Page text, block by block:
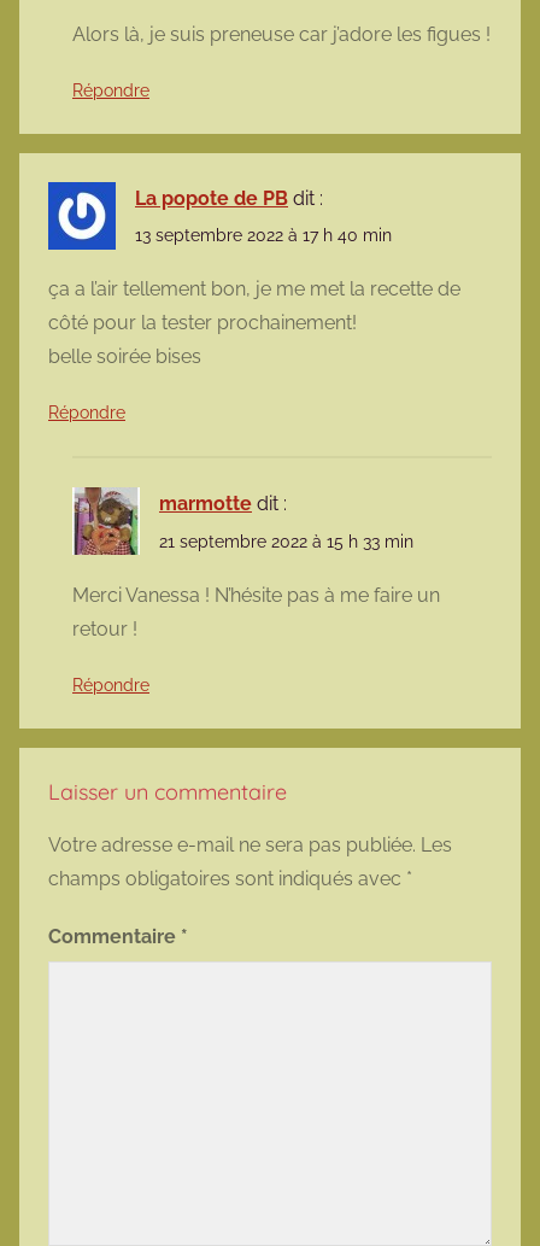
Alors là, je suis preneuse car j’adore les figues !
Répondre
La popote de PB dit :
13 septembre 2022 à 17 h 40 min
ça a l’air tellement bon, je me met la recette de
côté pour la tester prochainement!
belle soirée bises
Répondre
marmotte dit :
21 septembre 2022 à 15 h 33 min
Merci Vanessa ! N’hésite pas à me faire un
retour !
Répondre
Laisser un commentaire
Votre adresse e-mail ne sera pas publiée. Les
champs obligatoires sont indiqués avec *
Commentaire *